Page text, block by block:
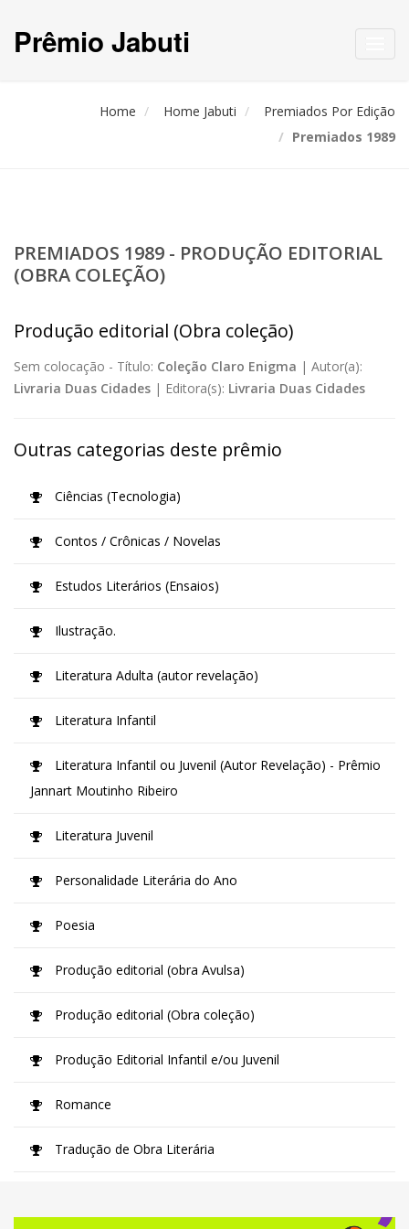
Prêmio Jabuti
Home Home Jabuti
Premiados Por Edição
Premiados 1989
PREMIADOS 1989 - PRODUÇÃO EDITORIAL
(OBRA COLEÇÃO)
Produção editorial (Obra coleção)
Sem colocação - Título: Coleção Claro Enigma | Autor(a):
Livraria Duas Cidades | Editora(s): Livraria Duas Cidades
Outras categorias deste prêmio
Ciências (Tecnologia)
Contos / Crônicas / Novelas
Estudos Literários (Ensaios)
Ilustração.
Literatura Adulta (autor revelação)
Literatura Infantil
Literatura Infantil ou Juvenil (Autor Revelação) - Prêmio
Jannart Moutinho Ribeiro
Literatura Juvenil
Personalidade Literária do Ano
Poesia
Produção editorial (obra Avulsa)
Produção editorial (Obra coleção)
Produção Editorial Infantil e/ou Juvenil
Romance
Tradução de Obra Literária